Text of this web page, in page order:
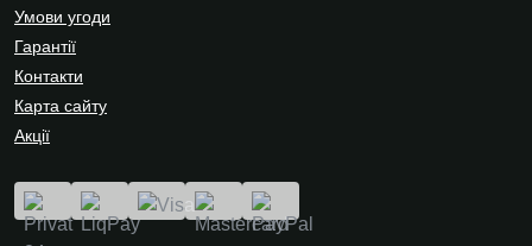
Умови угоди
Гарантії
Контакти
Карта сайту
Акції